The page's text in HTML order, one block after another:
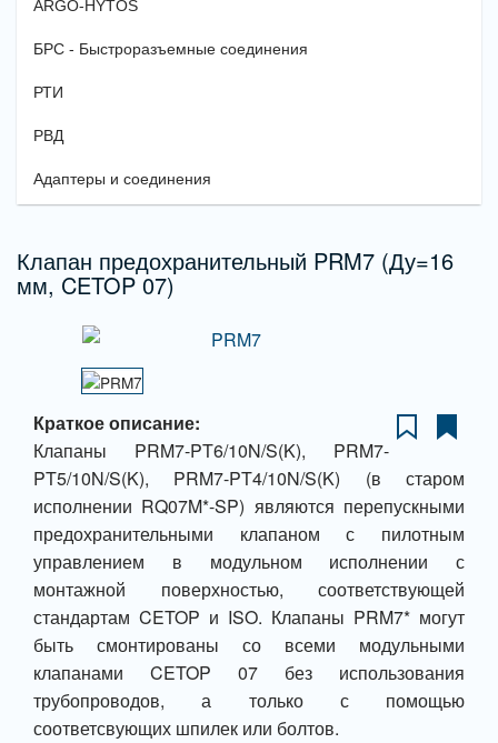
ARGO-HYTOS
БРС - Быстроразъемные соединения
РТИ
РВД
Адаптеры и соединения
Клапан предохранительный PRM7 (Ду=16
мм, CETOP 07)
Краткое описание:
Клапаны PRM7-PT6/10N/S(K), PRM7-
PT5/10N/S(K), PRM7-PT4/10N/S(K) (в старом
исполнении RQ07M*-SP) являются перепускными
предохранительными клапаном с пилотным
управлением в модульном исполнении с
монтажной поверхностью, соответствующей
стандартам CETOP и ISO. Клапаны PRM7* могут
быть смонтированы со всеми модульными
клапанами CETOP 07 без использования
трубопроводов, а только с помощью
соответсвующих шпилек или болтов.